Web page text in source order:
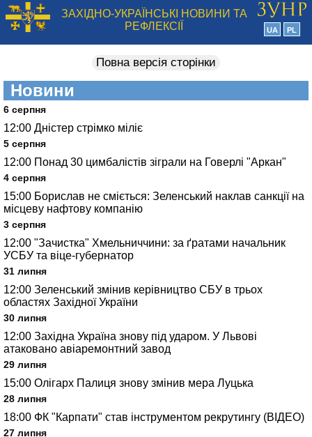
ЗАХІДНО-УКРАЇНСЬКІ НОВИНИ ТА
РЕФЛЕКСІЇ
UA PL
Повна версія сторінки
Новини
6 серпня
12:00 Дністер стрімко міліє
5 серпня
12:00 Понад 30 цимбалістів зіграли на Говерлі "Аркан"
4 серпня
15:00 Борислав не сміється: Зеленський наклав санкції на
місцеву нафтову компанію
3 серпня
12:00 "Зачистка" Хмельниччини: за ґратами начальник
УСБУ та віце-губернатор
31 липня
12:00 Зеленський змінив керівництво СБУ в трьох
областях Західної України
30 липня
12:00 Західна Україна знову під ударом. У Львові
атаковано авіаремонтний завод
29 липня
15:00 Олігарх Палиця знову змінив мера Луцька
28 липня
18:00 ФК "Карпати" став інструментом рекрутингу (ВІДЕО)
27 липня